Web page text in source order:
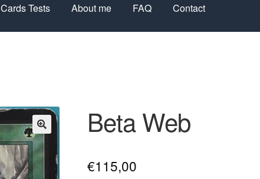
Cards Tests About me FAQ Contact
Beta Web
€115,00